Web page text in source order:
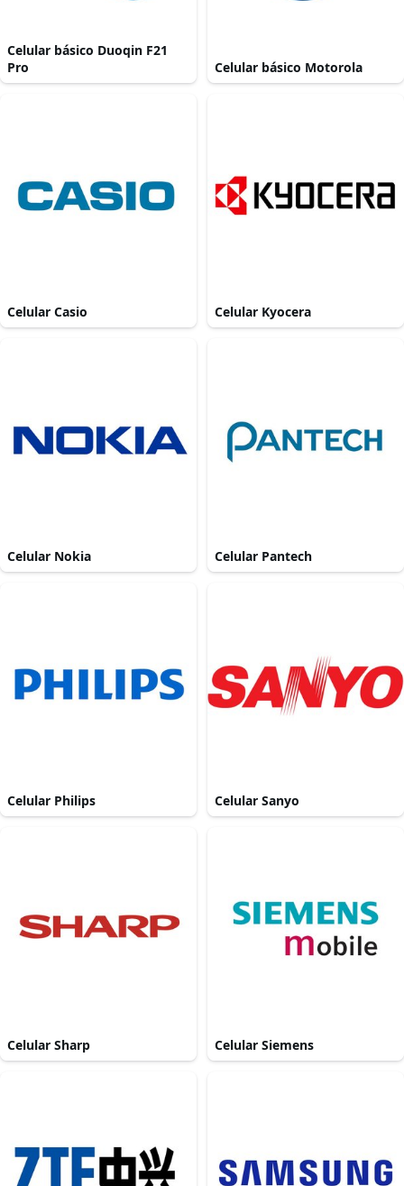
Celular básico Duoqin F21
Pro
Celular básico Motorola
Celular Casio Celular Kyocera
Celular Nokia Celular Pantech
Celular Philips Celular Sanyo
Celular Sharp Celular Siemens